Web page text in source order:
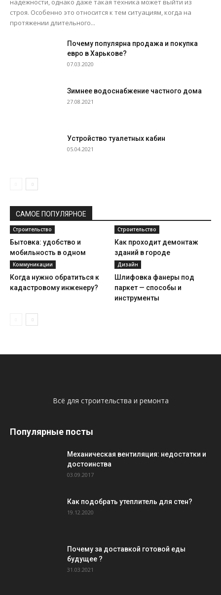
надежности, однако даже такая техника может выйти из
строя. Особенно это относится к тем ситуациям, когда на
протяжении длительного...
Почему популярна продажа и покупка
евро в Харькове?
07.03.2020
Зимнее водоснабжение частного дома
27.08.2021
Устройство туалетных кабин
05.04.2021
САМОЕ ПОПУЛЯРНОЕ
Строительство
Бытовка: удобство и
мобильность в одном
Строительство
Как проходит демонтаж
зданий в городе
Коммуникации
Когда нужно обратиться к
кадастровому инженеру?
Дизайн
Шлифовка фанеры под
паркет — способы и
инструменты
Всё для строительства и ремонта
Популярные посты
Механическая вентиляция: недостатки и
достоинства
03.09.2017
Как подобрать утеплитель для стен?
19.12.2020
Почему за доставкой готовой еды
будущее ?
31.03.2021